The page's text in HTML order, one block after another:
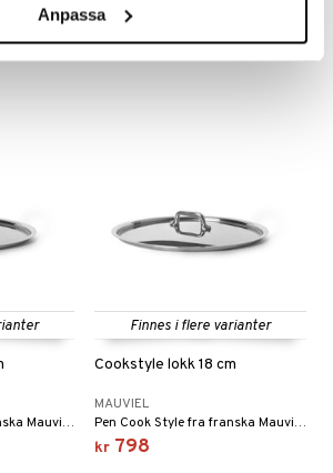
AnpassaMAUVIEL
6249
Pen Cook Style fra franska Mauviel. Cookstyle lokk er laget av rustfritt stål av høyeste kvalitet.
Finnes i flere varianter
Cookstyle lokk 18 cm
MAUVIEL
Pen Cook Style fra franska Mauviel. Cookstyle lokk er laget av rustfritt stål av høyeste kvalitet.
kr 798